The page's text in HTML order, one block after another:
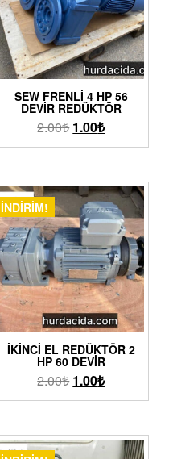
SEW FRENLI 4 HP 56
DEVIR REDÜKTÖR
2.00₺ 1.00₺
İNDIRIM!
İKINCI EL REDÜKTÖR 2
HP 60 DEVIR
2.00₺ 1.00₺